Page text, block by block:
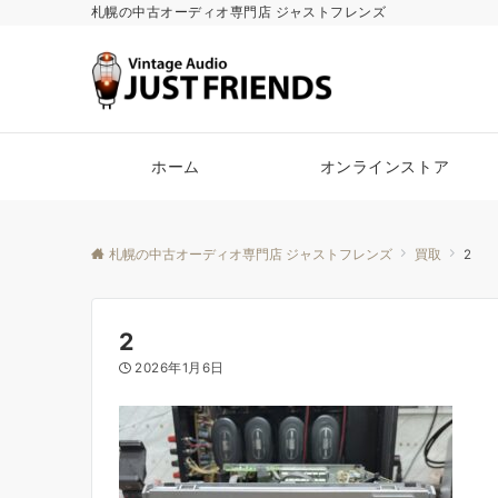
札幌の中古オーディオ専門店 ジャストフレンズ
ホーム オンラインストア
札幌の中古オーディオ専門店 ジャストフレンズ 買取 2
2
2026年1月6日